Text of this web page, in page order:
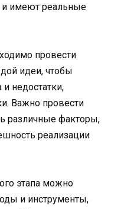
и имеют реальные
провести
идеи, чтобы
недостатки,
Важно провести
различные факторы,
реализации
этапа можно
и инструменты,